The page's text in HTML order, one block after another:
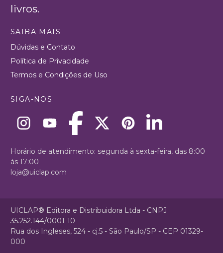
livros.
SAIBA MAIS
Dúvidas e Contato
Política de Privacidade
Termos e Condições de Uso
SIGA-NOS
Horário de atendimento: segunda à sexta-feira, das 8:00
às 17:00
loja@uiclap.com
UICLAP® Editora e Distribuidora Ltda - CNPJ
35.252.144/0001-10
Rua dos Ingleses, 524 - cj.5 - São Paulo/SP - CEP 01329-
000